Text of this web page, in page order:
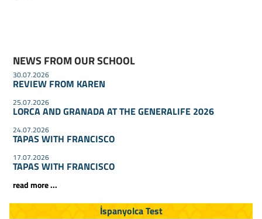
NEWS FROM OUR SCHOOL
30.07.2026
REVIEW FROM KAREN
25.07.2026
LORCA AND GRANADA AT THE GENERALIFE 2026
24.07.2026
TAPAS WITH FRANCISCO
17.07.2026
TAPAS WITH FRANCISCO
read more ...
İspanyolca Test